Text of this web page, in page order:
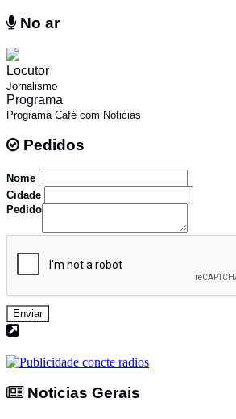
No ar
Locutor
Jornalismo
Programa
Programa Café com Noticias
Pedidos
Nome
Cidade
Pedido
Enviar
Noticias Gerais